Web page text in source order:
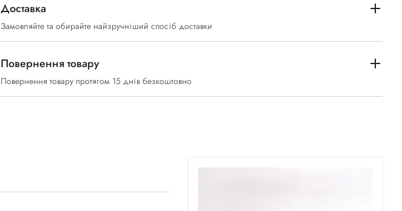
Доставка
Замовляйте та обирайте найзручніший спосіб доставки
Повернення товару
Повернення товару протягом 15 днів безкоштовно